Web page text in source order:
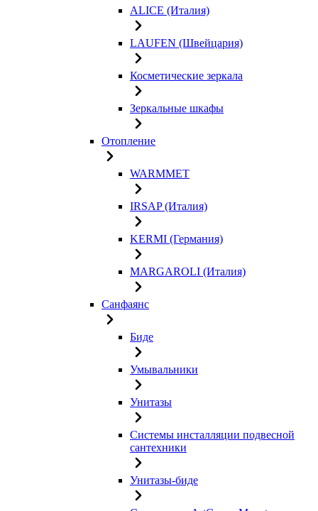
ALICE (Италия)
LAUFEN (Швейцария)
Косметические зеркала
Зеркальные шкафы
Отопление
WARMMET
IRSAP (Италия)
KERMI (Германия)
MARGAROLI (Италия)
Санфаянс
Биде
Умывальники
Унитазы
Системы инсталляции подвесной
сантехники
Унитазы-биде